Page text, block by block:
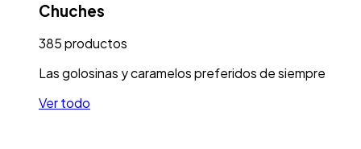
Chuches
385productos
Las golosinas y caramelos preferidos de siempre
Ver todo